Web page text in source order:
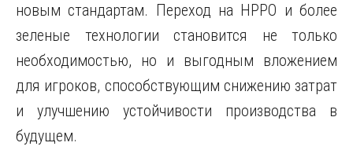
новым стандартам. Переход на HPPO и более
зеленые технологии становится не только
необходимостью, но и выгодным вложением
для игроков, способствующим снижению затрат
и улучшению устойчивости производства в
будущем.